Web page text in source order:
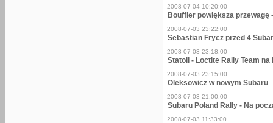
2008-07-04 10:20:00
Bouffier powiększa przewagę
2008-07-03 23:22:00
Sebastian Frycz przed 4
2008-07-03 23:18:00
Statoil - Loctite Rally Team na
2008-07-03 23:15:00
Oleksowicz w nowym Subaru
2008-07-03 21:00:00
Subaru Poland Rally - Na
2008-07-03 11:33:00